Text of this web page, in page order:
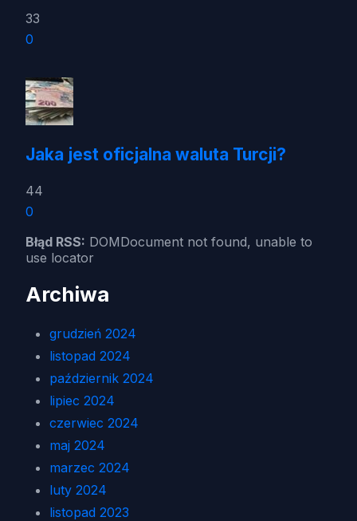
33
0
Jaka jest oficjalna waluta Turcji?
44
0
Błąd RSS: DOMDocument not found, unable to
use locator
Archiwa
grudzień 2024
listopad 2024
październik 2024
lipiec 2024
czerwiec 2024
maj 2024
marzec 2024
luty 2024
listopad 2023